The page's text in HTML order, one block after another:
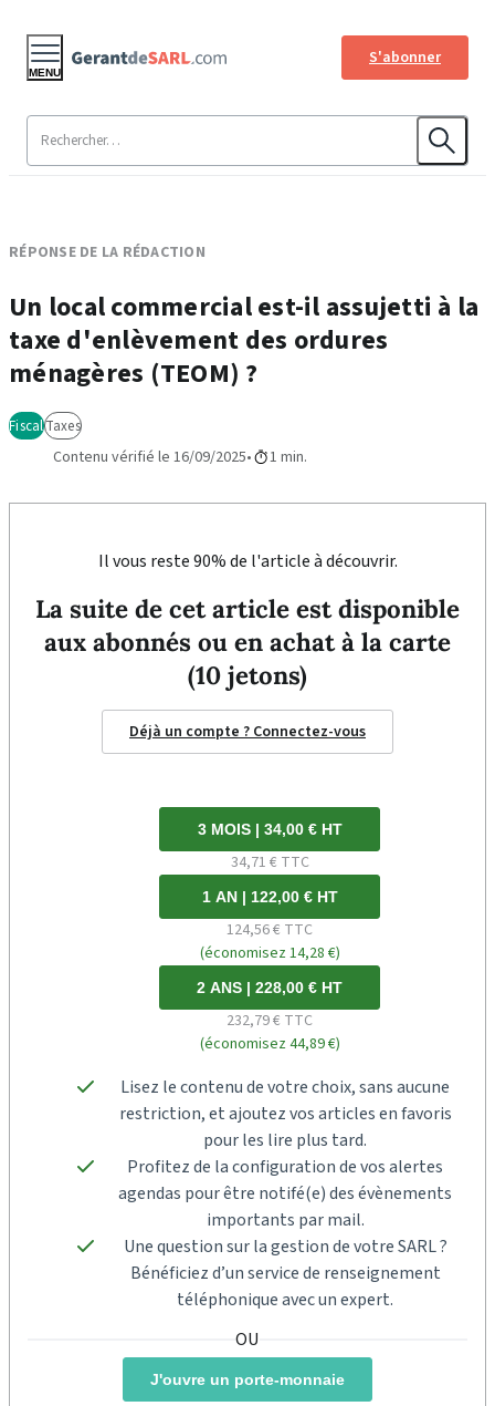
S'abonner
MENU
RÉPONSE DE LA RÉDACTION
Un local commercial est-il assujetti à la
taxe d'enlèvement des ordures
ménagères (TEOM) ?
FiscalTaxes
Contenu vérifié le 16/09/2025 1 min.
Il vous reste 90% de l'article à découvrir.
La suite de cet article est disponible
aux abonnés ou en achat à la carte
(10 jetons)
Déjà un compte ? Connectez-vous
3 MOIS | 34,00 € HT
34,71 € TTC
1 AN | 122,00 € HT
124,56 € TTC
(économisez 14,28 €)
2 ANS | 228,00 € HT
232,79 € TTC
(économisez 44,89 €)
Lisez le contenu de votre choix, sans aucune
restriction, et ajoutez vos articles en favoris
pour les lire plus tard.
Profitez de la configuration de vos alertes
agendas pour être notifé(e) des évènements
importants par mail.
Une question sur la gestion de votre SARL ?
Bénéficiez d’un service de renseignement
téléphonique avec un expert.
J'ouvre un porte-monnaie